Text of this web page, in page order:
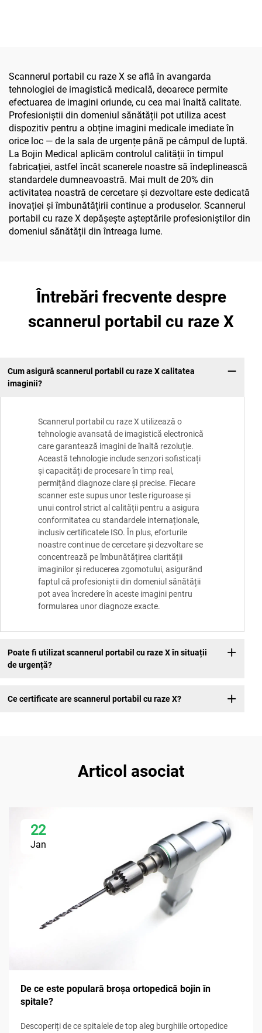
Scannerul portabil cu raze X se află în avangarda
tehnologiei de imagistică medicală, deoarece permite
efectuarea de imagini oriunde, cu cea mai înaltă calitate.
Profesioniștii din domeniul sănătății pot utiliza acest
dispozitiv pentru a obține imagini medicale imediate în
orice loc — de la sala de urgențe până pe câmpul de luptă.
La Bojin Medical aplicăm controlul calității în timpul
fabricației, astfel încât scanerele noastre să îndeplinească
standardele dumneavoastră. Mai mult de 20% din
activitatea noastră de cercetare și dezvoltare este dedicată
inovației și îmbunătățirii continue a produselor. Scannerul
portabil cu raze X depășește așteptările profesioniștilor din
domeniul sănătății din întreaga lume.
Întrebări frecvente despre
scannerul portabil cu raze X
Cum asigură scannerul portabil cu raze X calitatea
imaginii?
Scannerul portabil cu raze X utilizează o
tehnologie avansată de imagistică electronică
care garantează imagini de înaltă rezoluție.
Această tehnologie include senzori sofisticați
și capacități de procesare în timp real,
permițând diagnoze clare și precise. Fiecare
scanner este supus unor teste riguroase și
unui control strict al calității pentru a asigura
conformitatea cu standardele internaționale,
inclusiv certificatele ISO. În plus, eforturile
noastre continue de cercetare și dezvoltare se
concentrează pe îmbunătățirea clarității
imaginilor și reducerea zgomotului, asigurând
faptul că profesioniștii din domeniul sănătății
pot avea încredere în aceste imagini pentru
formularea unor diagnoze exacte.
Poate fi utilizat scannerul portabil cu raze X în situații
de urgență?
Ce certificate are scannerul portabil cu raze X?
Articol asociat
22
Jan
De ce este populară broșa ortopedică bojin în
spitale?
Descoperiți de ce spitalele de top aleg burghiile ortopedice